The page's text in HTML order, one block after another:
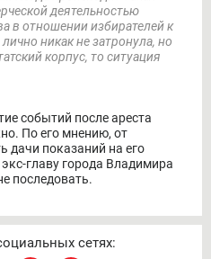
деятельностью
в отношении избирателей к
никак не затронула, но
корпус, то ситуация
событий после ареста
По его мнению, от
дачи показаний на его
главу города Владимира
последовать.
сетях: